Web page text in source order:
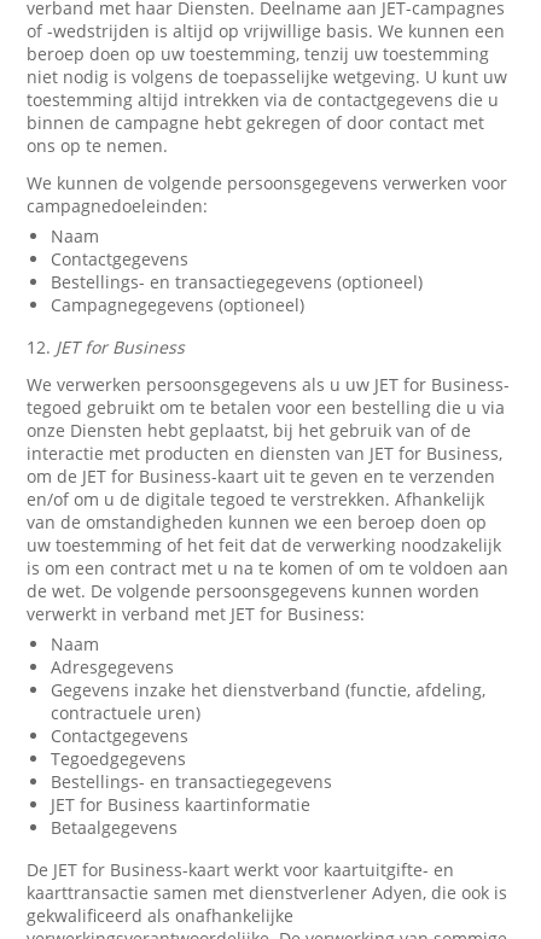
verband met haar Diensten. Deelname aan JET-campagnes
of -wedstrijden is altijd op vrijwillige basis. We kunnen een
beroep doen op uw toestemming, tenzij uw toestemming
niet nodig is volgens de toepasselijke wetgeving. U kunt uw
toestemming altijd intrekken via de contactgegevens die u
binnen de campagne hebt gekregen of door contact met
ons op te nemen.
We kunnen de volgende persoonsgegevens verwerken voor
campagnedoeleinden:
Naam
Contactgegevens
Bestellings- en transactiegegevens (optioneel)
Campagnegegevens (optioneel)
12. JET for Business
We verwerken persoonsgegevens als u uw JET for Business-
tegoed gebruikt om te betalen voor een bestelling die u via
onze Diensten hebt geplaatst, bij het gebruik van of de
interactie met producten en diensten van JET for Business,
om de JET for Business-kaart uit te geven en te verzenden
en/of om u de digitale tegoed te verstrekken. Afhankelijk
van de omstandigheden kunnen we een beroep doen op
uw toestemming of het feit dat de verwerking noodzakelijk
is om een contract met u na te komen of om te voldoen aan
de wet. De volgende persoonsgegevens kunnen worden
verwerkt in verband met JET for Business:
Naam
Adresgegevens
Gegevens inzake het dienstverband (functie, afdeling,
contractuele uren)
Contactgegevens
Tegoedgegevens
Bestellings- en transactiegegevens
JET for Business kaartinformatie
Betaalgegevens
De JET for Business-kaart werkt voor kaartuitgifte- en
kaarttransactie samen met dienstverlener Adyen, die ook is
gekwalificeerd als onafhankelijke